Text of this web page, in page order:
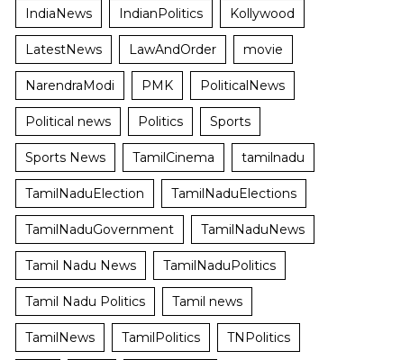
IndiaNews IndianPolitics Kollywood
LatestNews LawAndOrder movie
NarendraModi PMK PoliticalNews
Political news Politics Sports
Sports News TamilCinema tamilnadu
TamilNaduElection TamilNaduElections
TamilNaduGovernment TamilNaduNews
Tamil Nadu News TamilNaduPolitics
Tamil Nadu Politics Tamil news
TamilNews TamilPolitics TNPolitics